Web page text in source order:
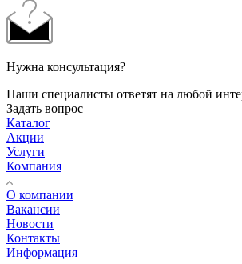
Нужна консультация?
Наши специалисты ответят на любой
Задать вопрос
Каталог
Акции
Услуги
Компания
О компании
Вакансии
Новости
Контакты
Информация